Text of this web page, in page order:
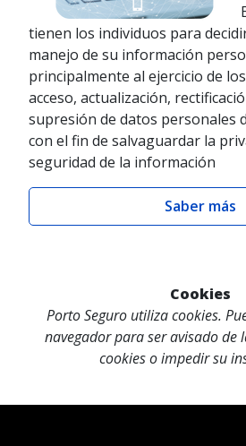
tienen los individuos para
manejo de su información
principalmente al ejercicio de
acceso, actualización,
supresión de datos personales
con el fin de salvaguardar la
seguridad de la información
Saber más
Cookies
Porto Seguro utiliza cookies.
navegador para ser avisado de
cookies o impedir su